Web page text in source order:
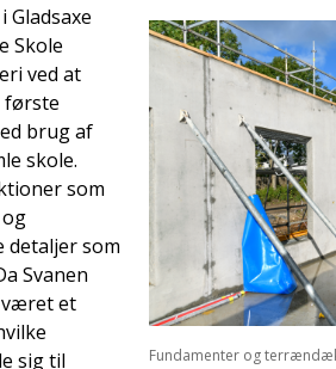
Fundamenter og
Gladsaxe
Skole
ved at
første
brug af
skole.
som
detaljer som
Svanen
været et
sig til